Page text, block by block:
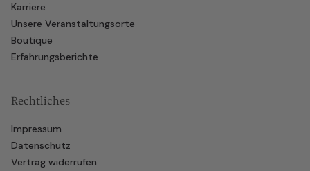
Karriere
Unsere Veranstaltungsorte
Boutique
Erfahrungsberichte
Rechtliches
Impressum
Datenschutz
Vertrag widerrufen